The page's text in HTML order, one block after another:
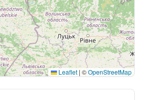
Leaflet | ©OpenStreetMap